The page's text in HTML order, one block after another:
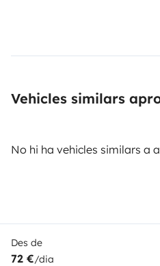
Vehicles similars
No hi ha vehicles similars a
Des de
72 €/dia